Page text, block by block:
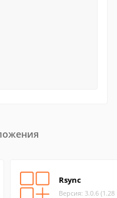
Rsync
Версия: 3.0.6